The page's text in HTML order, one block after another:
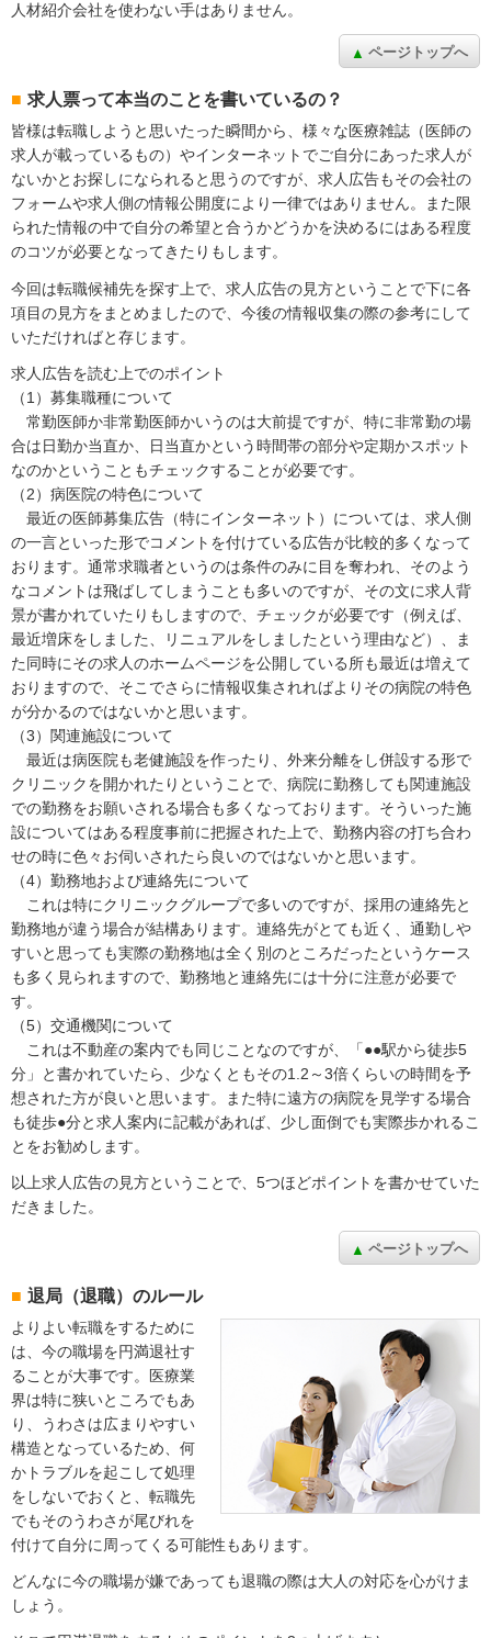
人材紹介会社を使わない手はありません。
ページトップへ
求人票って本当のことを書いているの？
皆様は転職しようと思いたった瞬間から、様々な医療雑誌（医師の
求人が載っているもの）やインターネットでご自分にあった求人が
ないかとお探しになられると思うのですが、求人広告もその会社の
フォームや求人側の情報公開度により一律ではありません。また限
られた情報の中で自分の希望と合うかどうかを決めるにはある程度
のコツが必要となってきたりもします。
今回は転職候補先を探す上で、求人広告の見方ということで下に各
項目の見方をまとめましたので、今後の情報収集の際の参考にして
いただければと存じます。
求人広告を読む上でのポイント
（1）募集職種について
常勤医師か非常勤医師かいうのは大前提ですが、特に非常勤の場
合は日勤か当直か、日当直かという時間帯の部分や定期かスポット
なのかということもチェックすることが必要です。
（2）病医院の特色について
最近の医師募集広告（特にインターネット）については、求人側
の一言といった形でコメントを付けている広告が比較的多くなって
おります。通常求職者というのは条件のみに目を奪われ、そのよう
なコメントは飛ばしてしまうことも多いのですが、その文に求人背
景が書かれていたりもしますので、チェックが必要です（例えば、
最近増床をしました、リニュアルをしましたという理由など）、ま
た同時にその求人のホームページを公開している所も最近は増えて
おりますので、そこでさらに情報収集されればよりその病院の特色
が分かるのではないかと思います。
（3）関連施設について
最近は病医院も老健施設を作ったり、外来分離をし併設する形で
クリニックを開かれたりということで、病院に勤務しても関連施設
での勤務をお願いされる場合も多くなっております。そういった施
設についてはある程度事前に把握された上で、勤務内容の打ち合わ
せの時に色々お伺いされたら良いのではないかと思います。
（4）勤務地および連絡先について
これは特にクリニックグループで多いのですが、採用の連絡先と
勤務地が違う場合が結構あります。連絡先がとても近く、通勤しや
すいと思っても実際の勤務地は全く別のところだったというケース
も多く見られますので、勤務地と連絡先には十分に注意が必要で
す。
（5）交通機関について
これは不動産の案内でも同じことなのですが、「●●駅から徒歩5
分」と書かれていたら、少なくともその1.2～3倍くらいの時間を予
想された方が良いと思います。また特に遠方の病院を見学する場合
も徒歩●分と求人案内に記載があれば、少し面倒でも実際歩かれるこ
とをお勧めします。
以上求人広告の見方ということで、5つほどポイントを書かせていた
だきました。
ページトップへ
退局（退職）のルール
よりよい転職をするために
は、今の職場を円満退社す
ることが大事です。医療業
界は特に狭いところでもあ
り、うわさは広まりやすい
構造となっているため、何
かトラブルを起こして処理
をしないでおくと、転職先
でもそのうわさが尾びれを
付けて自分に周ってくる可能性もあります。
どんなに今の職場が嫌であっても退職の際は大人の対応を心がけま
しょう。